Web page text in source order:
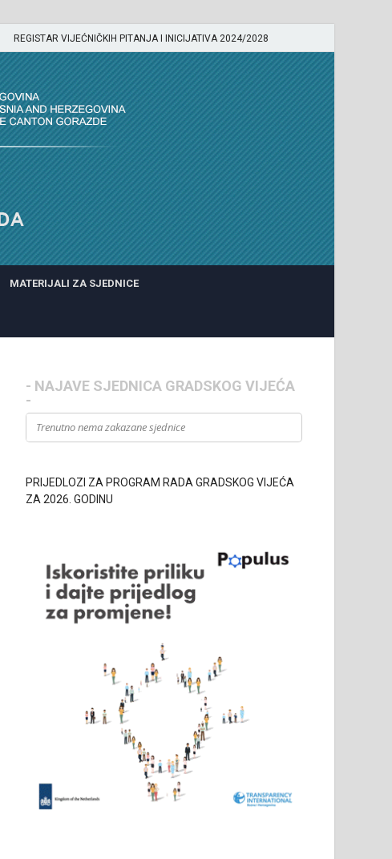
REGISTAR VIJEĆNIČKIH PITANJA I INICIJATIVA 2024/2028
MATERIJALI ZA SJEDNICE
- NAJAVE SJEDNICA GRADSKOG VIJEĆA
-
Trenutno nema zakazane sjednice
PRIJEDLOZI ZA PROGRAM RADA GRADSKOG VIJEĆA
ZA 2026. GODINU